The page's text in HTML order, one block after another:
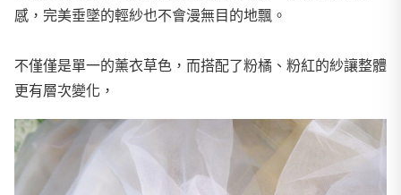
感，完美垂墜的輕紗也不會漫無目的地飄。
不僅僅是單一的薰衣草色，而搭配了粉橘、粉紅的紗讓整體
更有層次變化，